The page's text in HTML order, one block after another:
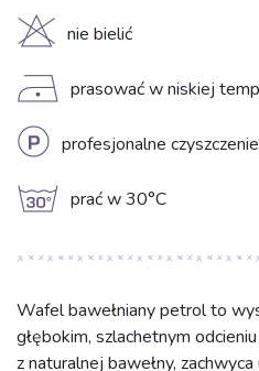
H nie bielić
D prasować w niskiej
L profesjonalne
g prać w 30°C
Wafel bawełniany petrol to
głębokim, szlachetnym
z naturalnej bawełny,